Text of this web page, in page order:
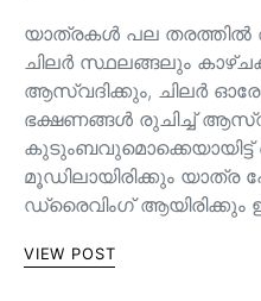
യാത്രകൾ പല തരത്തിൽ
ചിലർ സ്ഥലങ്ങലും
ആസ്വദിക്കും, ചിലർ
ഭക്ഷണങ്ങൾ രുചിച്ച്
കുടുംബവുമൊക്കെയായിട്ട്
മൂഡിലായിരിക്കും യാത്ര
ഡ്രൈവിംഗ് ആയിരിക്കും
VIEW POST